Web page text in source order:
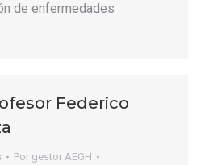
de enfermedades
Federico
Por gestor AEGH